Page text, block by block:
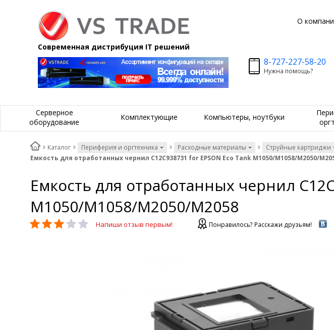
О
Современная дистрибуция IT решений
8-727-227-58-20
Нужна помощь?
Серверное
оборудование
Комплектующие Компьютеры, ноутбуки
Каталог Периферия и оргтехника Расходные материалы
Струйные картриджи
Емкость для отработанных чернил C12C938731 for EPSON Eco Tank M1050/M1058/M2050/
Емкость для отработанных чернил
M1050/M1058/M2050/M2058
Напиши отзыв первым! Понравилось? Расскажи друзьям!